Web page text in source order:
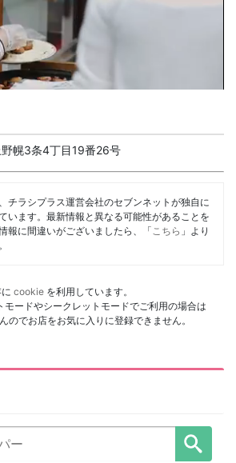
幌3条4丁目19番26号
チラシプラス運営会社のセブンネットが独自に
います。最新情報と異なる可能性があることを
報に間違いがございましたら、「 こちら 」より
cookie を利用しています。
モードやシークレットモードでご利用の場合は
のでお店をお気に入りに登録できません。